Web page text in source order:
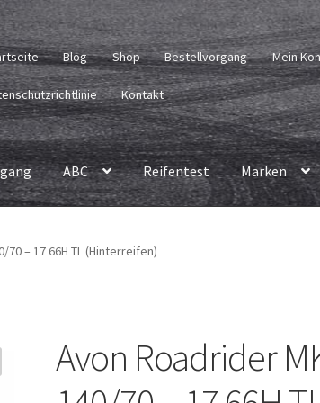
Blog Shop Bestellvorgang Mein
Kontakt
ABC Reifentest Marken
70 – 17 66H TL (Hinterreifen)
Avon Roadrider